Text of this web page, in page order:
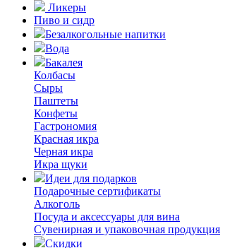
Ликеры
Пиво и сидр
Безалкогольные напитки
Вода
Бакалея
Колбасы
Сыры
Паштеты
Конфеты
Гастрономия
Красная икра
Черная икра
Икра щуки
Идеи для подарков
Подарочные сертификаты
Алкоголь
Посуда и аксессуары для вина
Сувенирная и упаковочная продукция
Скидки